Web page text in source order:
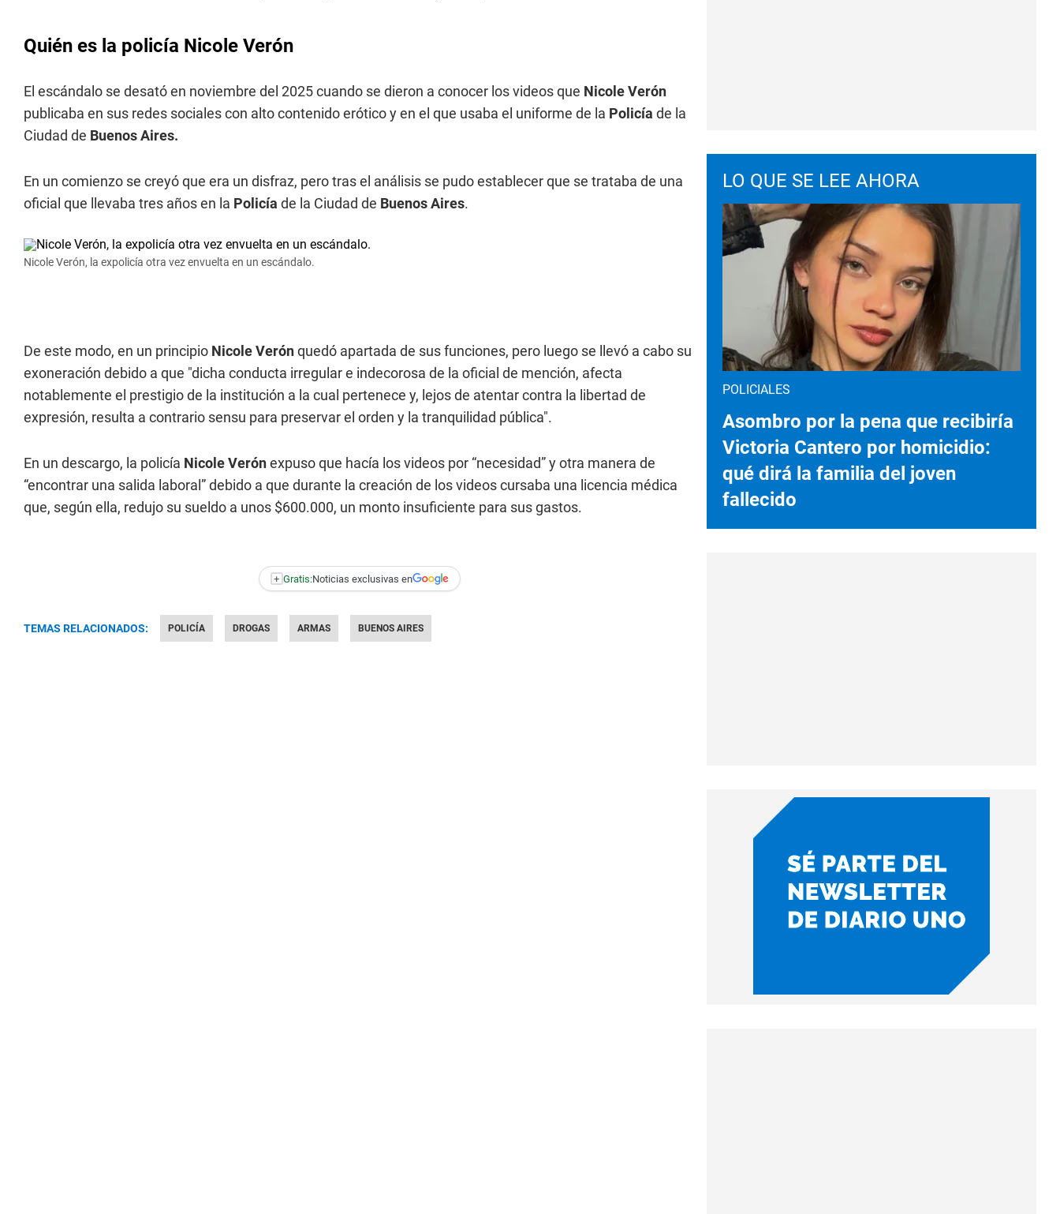
Quién es la policía Nicole Verón
El escándalo se desató en noviembre del 2025 cuando se dieron a conocer los videos que Nicole Verón
publicaba en sus redes sociales con alto contenido erótico y en el que usaba el uniforme de la Policía de la
Ciudad de Buenos Aires.
En un comienzo se creyó que era un disfraz, pero tras el análisis se pudo establecer que se trataba de una
oficial que llevaba tres años en la Policía de la Ciudad de Buenos Aires.
Nicole Verón, la expolicía otra vez envuelta en un escándalo.
De este modo, en un principio Nicole Verónquedó apartada de sus funciones, pero luego se llevó a cabo su
exoneración debido a que "dicha conducta irregular e indecorosa de la oficial de mención, afecta
notablemente el prestigio de la institución a la cual pertenece y, lejos de atentar contra la libertad de
expresión, resulta a contrario sensu para preservar el orden y la tranquilidad pública".
En un descargo, la policía Nicole Verónexpuso que hacía los videos por “necesidad” y otra manera de
“encontrar una salida laboral” debido a que durante la creación de los videos cursaba una licencia médica
que, según ella, redujo su sueldo a unos $600.000, un monto insuficiente para sus gastos.
+ Gratis:Noticias exclusivas en
TEMAS RELACIONADOS: POLICÍA DROGAS ARMAS BUENOS AIRES
LO QUE SE LEE AHORA
POLICIALES
Asombro por la pena que recibiría
Victoria Cantero por homicidio:
qué dirá la familia del joven
fallecido